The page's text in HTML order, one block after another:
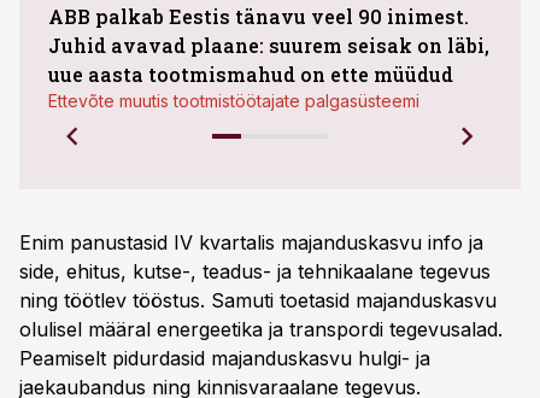
ABB palkab Eestis tänavu veel 90 inimest.
Juhid avavad plaane: suurem seisak on läbi,
uue aasta tootmismahud on ette müüdud
Ettevõte muutis tootmistöötajate palgasüsteemi
Enim panustasid IV kvartalis majanduskasvu info ja
side, ehitus, kutse-, teadus- ja tehnikaalane tegevus
ning töötlev tööstus. Samuti toetasid majanduskasvu
olulisel määral energeetika ja transpordi tegevusalad.
Peamiselt pidurdasid majanduskasvu hulgi- ja
jaekaubandus ning kinnisvaraalane tegevus.